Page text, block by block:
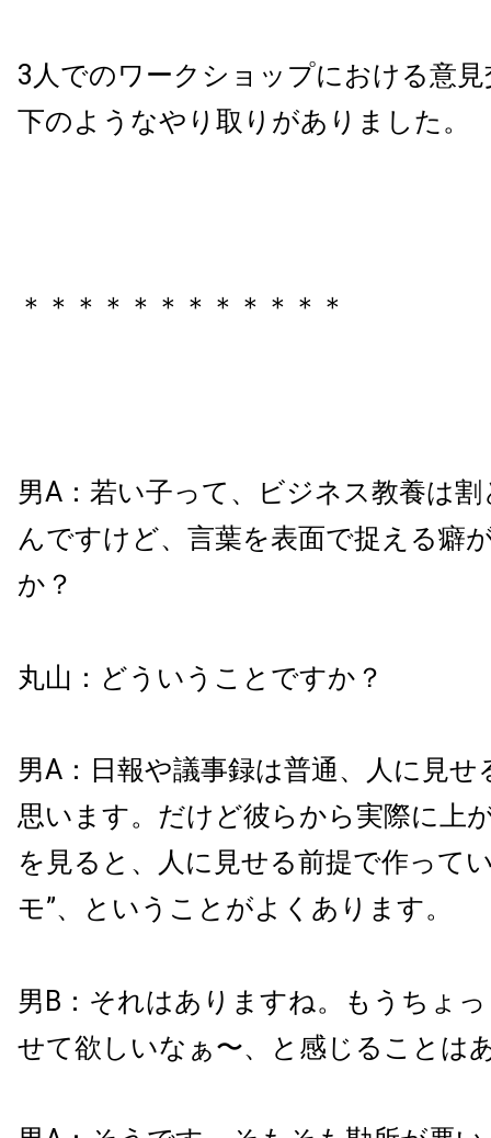
3人でのワークショップにおける意
下のようなやり取りがありました。
＊＊＊＊ ＊＊＊＊ ＊＊＊＊
男A：若い子って、ビジネス教養は
んですけど、言葉を表面で捉える癖
か？
丸山：どういうことですか？
男A：日報や議事録は普通、人に見せ
思います。だけど彼らから実際に上
を見ると、人に見せる前提で作って
モ”、ということがよくあります。
男B：それはありますね。もうちょ
せて欲しいなぁ〜、と感じることは